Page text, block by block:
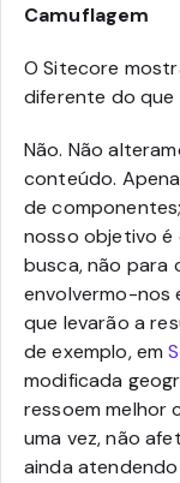
Camuflagem
O Sitecore
diferente do que
Não. Não
conteúdo.
de
nosso objetivo
busca, não para
envolvermo-nos
que levarão a
de exemplo, em
modificada
ressoem melhor
uma vez, não
ainda